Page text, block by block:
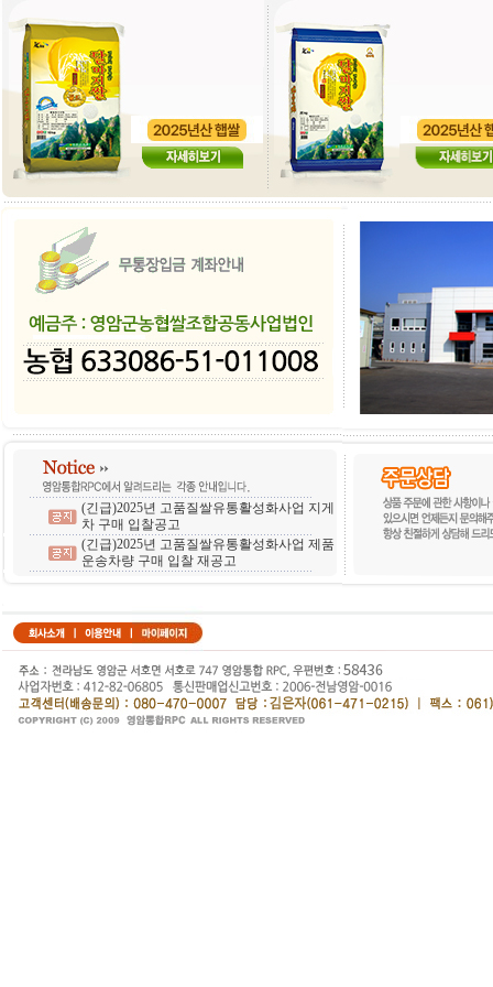
(긴급)2025년 고품질쌀유통활성화사업 지게
차 구매 입찰공고
(긴급)2025년 고품질쌀유통활성화사업 제품
운송차량 구매 입찰 재공고